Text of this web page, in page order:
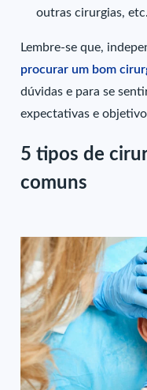
outras cirurgias, etc.
Lembre-se que,
procurar um bom
dúvidas e para se
expectativas e
5 tipos de
comuns